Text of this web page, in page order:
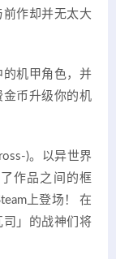
作却并无太大
机甲角色，并
币升级你的机
)。以异世界
作品之间的框
上登场！ 在
」的战神们将